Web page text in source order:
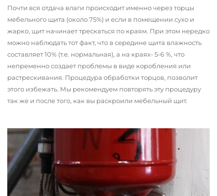
Почти вся отдача влаги происходит именно через торцы
мебельного щита (около 75%) и если в помещении сухо и
жарко, щит начинает трескаться по краям. При этом нередко
можно наблюдать тот факт, что в середине щита влажность
составляет 10% (т.е. нормальная), а на краях- 5-6 %, что
непременно создает проблемы в виде коробления или
растрескивания. Процедура обработки торцов, позволит
этого избежать. Мы рекомендуем повторять эту процедуру
так же и после того, как вы раскроили мебельный щит.